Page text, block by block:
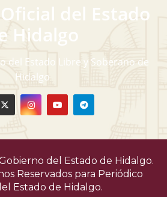
del Estado
Hidalgo
del Estado Libre y Soberano de
Hidalgo
del Estado de Hidalgo.
Reservados para Periódico
Estado de Hidalgo.